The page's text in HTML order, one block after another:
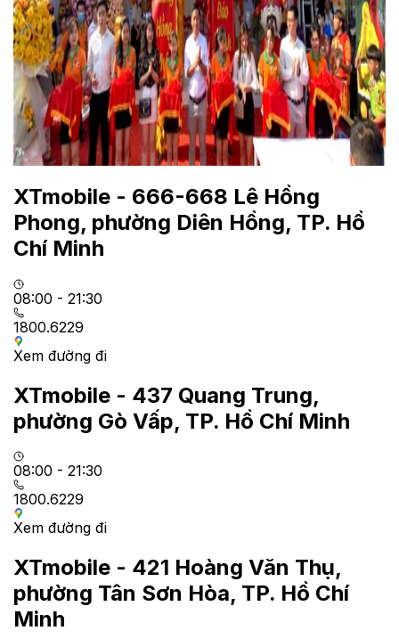
XTmobile - 666-668 Lê Hồng
Phong, phường Diên Hồng, TP. Hồ
Chí Minh
08:00 - 21:30
1800.6229
Xem đường đi
XTmobile - 437 Quang Trung,
phường Gò Vấp, TP. Hồ Chí Minh
08:00 - 21:30
1800.6229
Xem đường đi
XTmobile - 421 Hoàng Văn Thụ,
phường Tân Sơn Hòa, TP. Hồ Chí
Minh